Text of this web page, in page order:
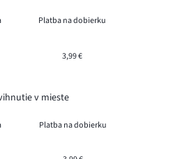
Platba na dobierku
3,99 €
v mieste
Platba na dobierku